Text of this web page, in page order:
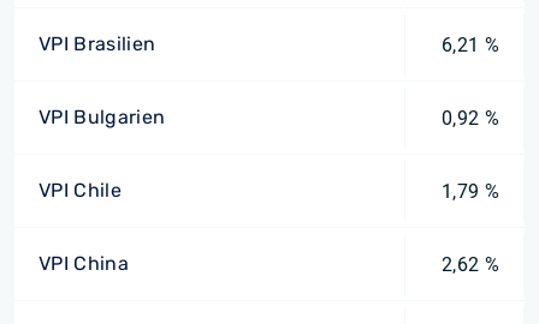
VPI Brasilien 6,21 %
VPI Bulgarien 0,92 %
VPI Chile 1,79 %
VPI China 2,62 %